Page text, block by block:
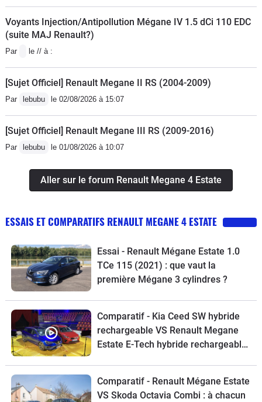
Voyants Injection/Antipollution Mégane IV 1.5 dCi 110 EDC
(suite MAJ Renault?)
Par le // à :
[Sujet Officiel] Renault Megane II RS (2004-2009)
Par lebubu le 02/08/2026 à 15:07
[Sujet Officiel] Renault Megane III RS (2009-2016)
Par lebubu le 01/08/2026 à 10:07
Aller sur le forum Renault Megane 4 Estate
ESSAIS ET COMPARATIFS RENAULT MEGANE 4 ESTATE
Essai - Renault Mégane Estate 1.0
TCe 115 (2021) : que vaut la
première Mégane 3 cylindres ?
Comparatif - Kia Ceed SW hybride
rechargeable VS Renault Megane
Estate E-Tech hybride rechargeable
Comparatif - Renault Mégane Estate
VS Skoda Octavia Combi : à chacun